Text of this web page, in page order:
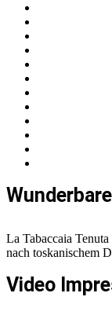
La Tabaccaia
nach toskanischem
Video